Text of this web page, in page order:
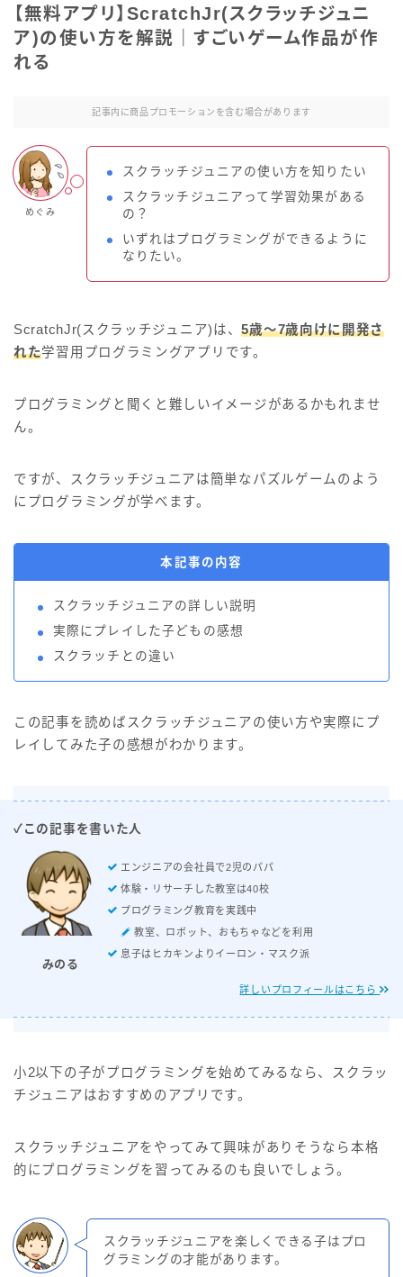
【無料アプリ】ScratchJr(スクラッチジュニ
ア)の使い方を解説｜すごいゲーム作品が作
れる
記事内に商品プロモーションを含む場合があります
めぐみ
スクラッチジュニアの使い方を知りたい
スクラッチジュニアって学習効果がある
の？
いずれはプログラミングができるように
なりたい。
ScratchJr(スクラッチジュニア)は、5歳～7歳向けに開発さ
れた学習用プログラミングアプリです。
プログラミングと聞くと難しいイメージがあるかもれませ
ん。
ですが、スクラッチジュニアは簡単なパズルゲームのよう
にプログラミングが学べます。
本記事の内容
スクラッチジュニアの詳しい説明
実際にプレイした子どもの感想
スクラッチとの違い
この記事を読めばスクラッチジュニアの使い方や実際にプ
レイしてみた子の感想がわかります。
✓この記事を書いた人
みのる
エンジニアの会社員で2児のパパ
体験・リサーチした教室は40校
プログラミング教育を実践中
教室、ロボット、おもちゃなどを利用
息子はヒカキンよりイーロン・マスク派
詳しいプロフィールはこちら
小2以下の子がプログラミングを始めてみるなら、スクラッ
チジュニアはおすすめのアプリです。
スクラッチジュニアをやってみて興味がありそうなら本格
的にプログラミングを習ってみるのも良いでしょう。
スクラッチジュニアを楽しくできる子はプロ
グラミングの才能があります。